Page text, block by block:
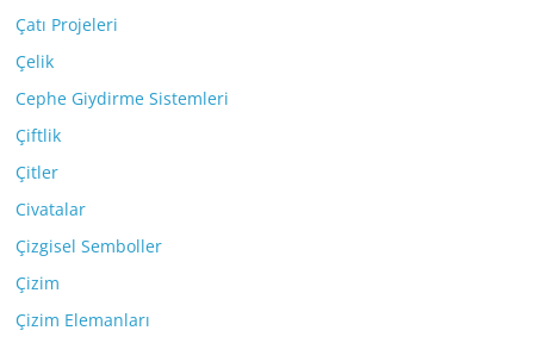
Çatı Projeleri
Çelik
Cephe Giydirme Sistemleri
Çiftlik
Çitler
Civatalar
Çizgisel Semboller
Çizim
Çizim Elemanları